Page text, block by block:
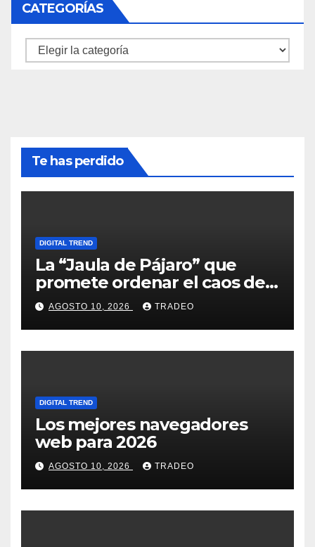
CATEGORÍAS
Categorías
Te has perdido
DIGITAL TREND
La “Jaula de Pájaro” que
promete ordenar el caos de
ChatGPT
AGOSTO 10, 2026 TRADEO
DIGITAL TREND
Los mejores navegadores
web para 2026
AGOSTO 10, 2026 TRADEO